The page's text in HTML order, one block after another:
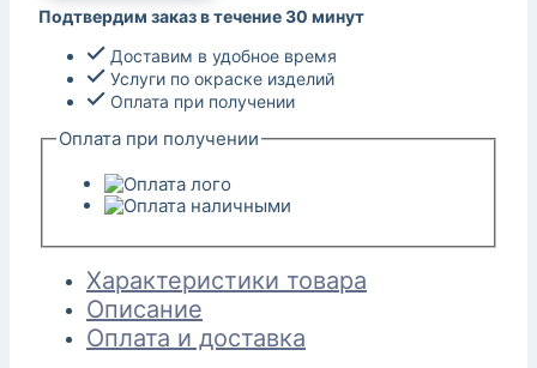
Подтвердим заказ в течение 30 минут
Доставим в удобное время
Услуги по окраске изделий
Оплата при получении
Оплата при получении
Характеристики товара
Описание
Оплата и доставка